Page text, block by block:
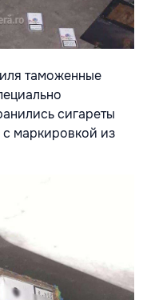
таможенные
сигареты
маркировкой из